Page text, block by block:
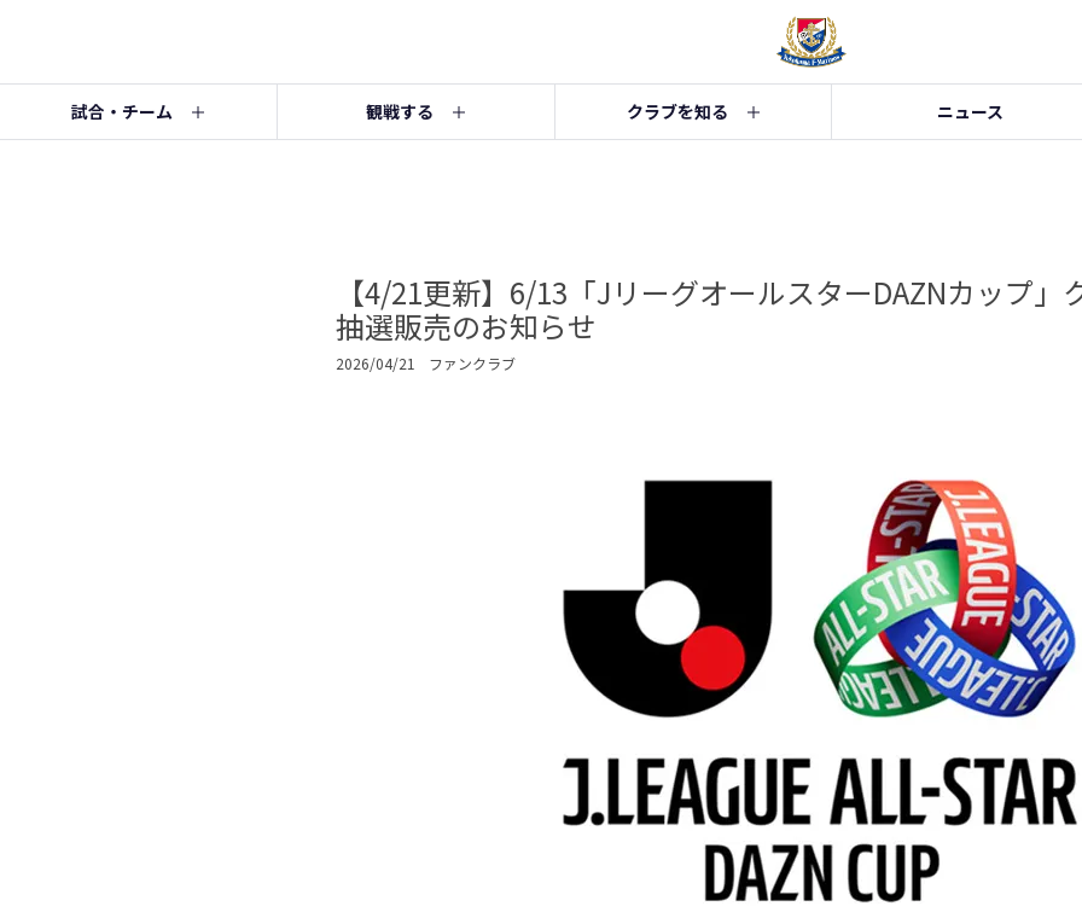
試合・チーム 観戦する クラブを知る ニュース
【4/21更新】6/13「JリーグオールスターDAZNカップ」
抽選販売のお知らせ
2026/04/21 ファンクラブ